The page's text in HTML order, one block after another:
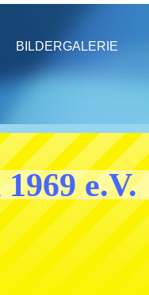
BILDERGALERIE
e.V.